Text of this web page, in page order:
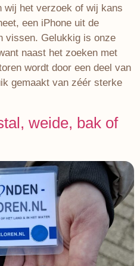
wij het verzoek of wij kans
een iPhone uit de
vissen. Gelukkig is onze
naast het zoeken met
wordt door een deel van
gemaakt van zéér sterke
weide, bak of